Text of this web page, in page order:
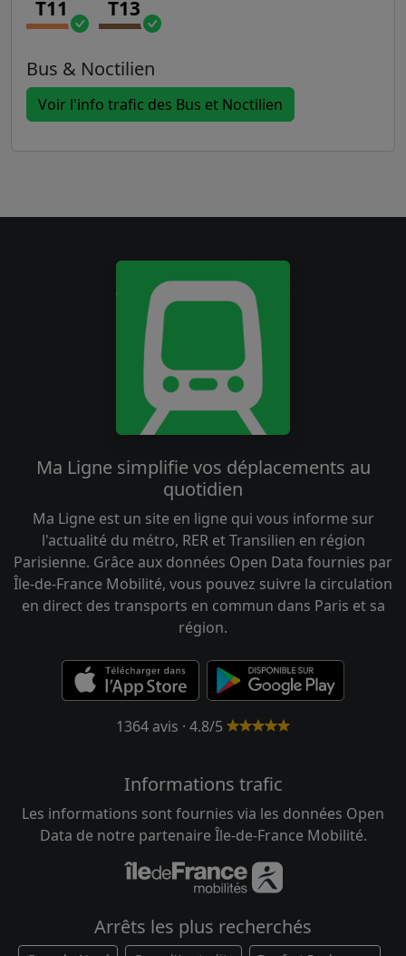
T11 T13
Bus & Noctilien
Voir l'info trafic des Bus et Noctilien
Ma Ligne simplifie vos déplacements au
quotidien
Ma Ligne est un site en ligne qui vous informe sur
l'actualité du métro, RER et Transilien en région
Parisienne. Grâce aux données Open Data fournies par
Île-de-France Mobilité, vous pouvez suivre la circulation
en direct des transports en commun dans Paris et sa
région.
1364 avis · 4.8/5
Informations trafic
Les informations sont fournies via les données Open
Data de notre partenaire Île-de-France Mobilité.
Arrêts les plus recherchés